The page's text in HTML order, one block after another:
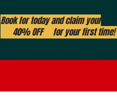
Book for today and claim your
40% OFF for your first time!